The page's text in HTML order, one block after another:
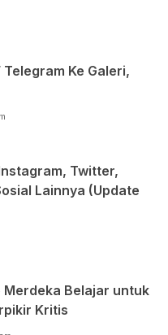
Ke Galeri,
Twitter,
Lainnya (Update
Merdeka Belajar untuk
Kritis